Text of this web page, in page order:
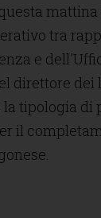
tra
e
direttore dei
tipologia di
il